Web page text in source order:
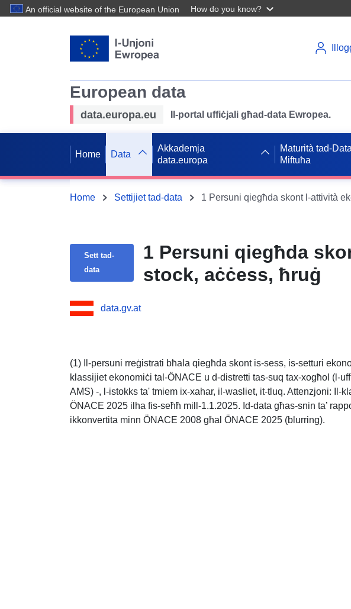
An official website of the European Union How do you know?
European data
data.europa.eu Il-portal uffiċjali għad-data Ewropea.
Home Data
Akkademja
data.europa
Maturità tad-Data
Miftuħa
Home Settijiet tad-data 1 Persuni qiegħda skont l-attività
Sett tad-
data
1 Persuni qiegħda
stock, aċċess, ħruġ
data.gv.at
(1) Il-persuni rreġistrati bħala qiegħda skont is-sess, is-setturi
klassijiet ekonomiċi tal-ÖNACE u d-distretti tas-suq tax-xogħol (l-
AMS) -, l-istokks ta' tmiem ix-xahar, il-wasliet, it-tluq. Attenzjoni: Il-
ÖNACE 2025 ilha fis-seħħ mill-1.1.2025. Id-data għas-snin ta’
ikkonvertita minn ÖNACE 2008 għal ÖNACE 2025 (blurring).